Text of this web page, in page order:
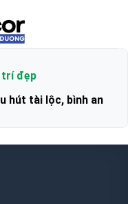
trí đẹp
hút tài lộc, bình an